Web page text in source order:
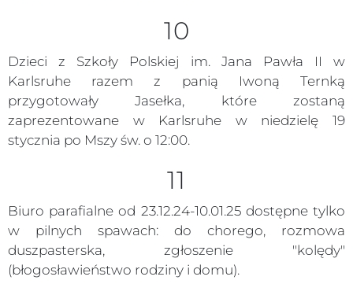
10
Dzieci z Szkoły Polskiej im. Jana Pawła II w
Karlsruhe razem z panią Iwoną Ternką
przygotowały Jasełka, które zostaną
zaprezentowane w Karlsruhe w niedzielę 19
stycznia po Mszy św. o 12:00.
11
Biuro parafialne od 23.12.24-10.01.25 dostępne tylko
w pilnych spawach: do chorego, rozmowa
duszpasterska, zgłoszenie "kolędy"
(błogosławieństwo rodziny i domu).